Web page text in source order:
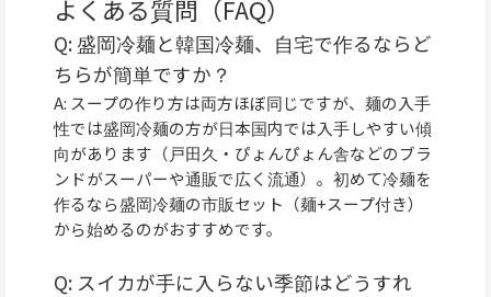
よくある質問（FAQ）
Q: 盛岡冷麺と韓国冷麺、自宅で作るならど
ちらが簡単ですか？
A: スープの作り方は両方ほぼ同じですが、麺の入手
性では盛岡冷麺の方が日本国内では入手しやすい傾
向があります（戸田久・ぴょんぴょん舎などのブラ
ンドがスーパーや通販で広く流通）。初めて冷麺を
作るなら盛岡冷麺の市販セット（麺+スープ付き）
から始めるのがおすすめです。
Q: スイカが手に入らない季節はどうすれ